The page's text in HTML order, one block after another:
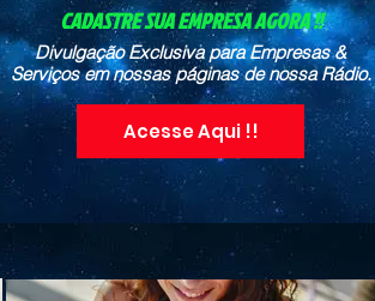
CADASTRE SUA EMPRESA AGORA !!
Divulgação Exclusiva para Empresas &
Serviços em nossas páginas de nossa Rádio.
Acesse Aqui !!